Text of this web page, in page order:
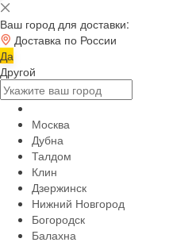
Ваш город для доставки:
Доставка по России
Да
Другой
Москва
Дубна
Талдом
Клин
Дзержинск
Нижний Новгород
Богородск
Балахна